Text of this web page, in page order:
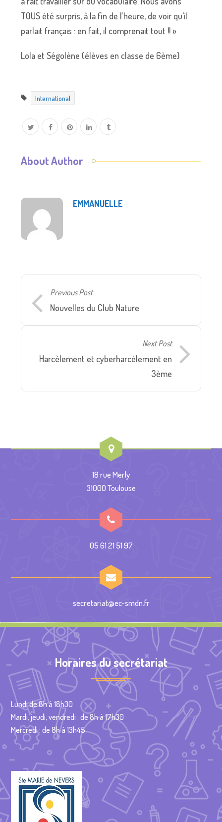
TOUS été surpris, à la fin de l’heure, de voir qu’il
parlait français : en fait, il comprenait tout !! »
Lola et Ségolène (élèves en classe de 6ème)
International
About Author
EMMANUELLE
Previous Post
Nouvelles du Club Nature
Next Post
Harcèlement et cyberharcèlement en
3ème
18 rue Merly
31000 Toulouse
05 61 21 51 97
secretariat@ec-smdn.fr
Horaires du secrétariat
Lundi de 8h à 18h30
Mardi, jeudi, vendredi : de 8h à 17h30
Mercredi : de 8h à 13h45